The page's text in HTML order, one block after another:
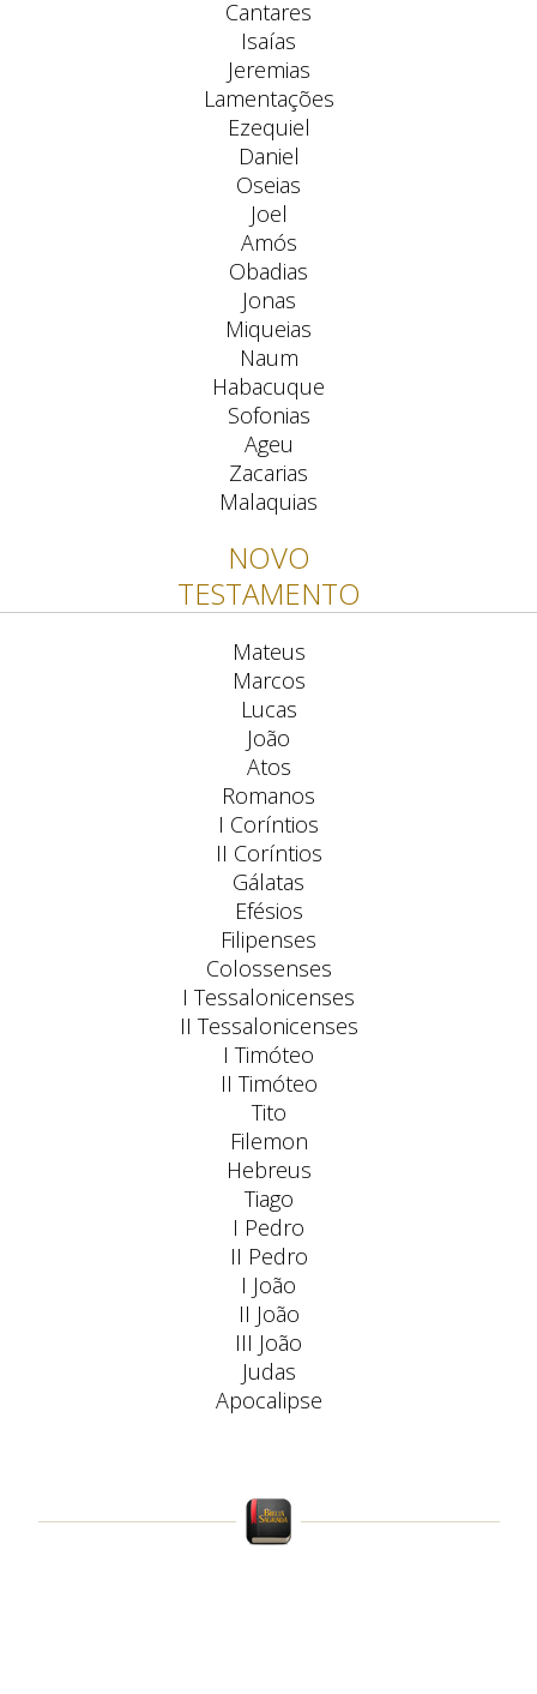
Cantares
Isaías
Jeremias
Lamentações
Ezequiel
Daniel
Oseias
Joel
Amós
Obadias
Jonas
Miqueias
Naum
Habacuque
Sofonias
Ageu
Zacarias
Malaquias
NOVO
TESTAMENTO
Mateus
Marcos
Lucas
João
Atos
Romanos
I Coríntios
II Coríntios
Gálatas
Efésios
Filipenses
Colossenses
I Tessalonicenses
II Tessalonicenses
I Timóteo
II Timóteo
Tito
Filemon
Hebreus
Tiago
I Pedro
II Pedro
I João
II João
III João
Judas
Apocalipse